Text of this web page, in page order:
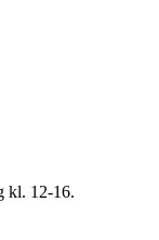
kl. 12-16.